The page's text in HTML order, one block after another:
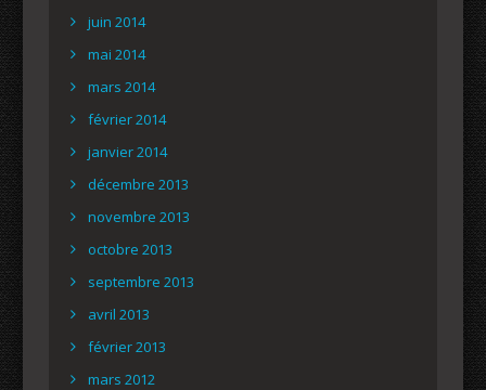
juin 2014
mai 2014
mars 2014
février 2014
janvier 2014
décembre 2013
novembre 2013
octobre 2013
septembre 2013
avril 2013
février 2013
mars 2012